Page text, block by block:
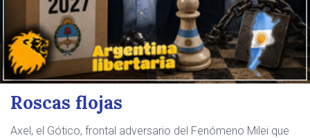
Roscas flojas
Axel, el Gótico, frontal adversario del Fenómeno Milei que